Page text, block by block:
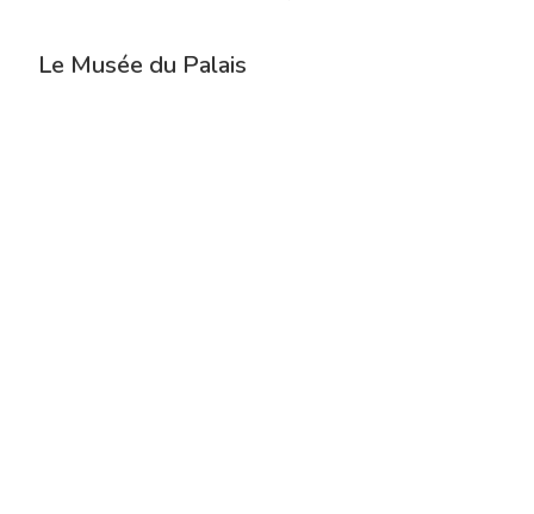
Le Musée du Palais